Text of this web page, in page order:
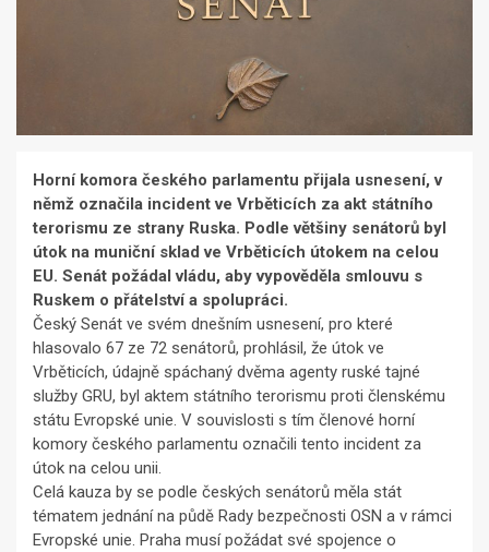
Horní komora českého parlamentu přijala usnesení, v
němž označila incident ve Vrběticích za akt státního
terorismu ze strany Ruska. Podle většiny senátorů byl
útok na muniční sklad ve Vrběticích útokem na celou
EU. Senát požádal vládu, aby vypověděla smlouvu s
Ruskem o přátelství a spolupráci.
Český Senát ve svém dnešním usnesení, pro které
hlasovalo 67 ze 72 senátorů, prohlásil, že útok ve
Vrběticích, údajně spáchaný dvěma agenty ruské tajné
služby GRU, byl aktem státního terorismu proti členskému
státu Evropské unie. V souvislosti s tím členové horní
komory českého parlamentu označili tento incident za
útok na celou unii.
Celá kauza by se podle českých senátorů měla stát
tématem jednání na půdě Rady bezpečnosti OSN a v rámci
Evropské unie. Praha musí požádat své spojence o